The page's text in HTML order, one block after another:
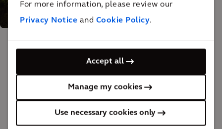
For more information, please review our
Privacy Notice and Cookie Policy.
Accept all
Manage my cookies
Use necessary cookies only
Stade d'Anfield.
The impact
8 500 supporters supplémentaires peuvent se
rapprocher de l'action, ce qui renforce l'atmosphère
survoltée d'Anfield. Et dans le cadre d'un